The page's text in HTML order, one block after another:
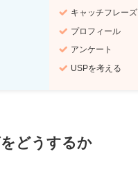
キャッチフレー
プロフィール
アンケート
USPを考える
どうするか